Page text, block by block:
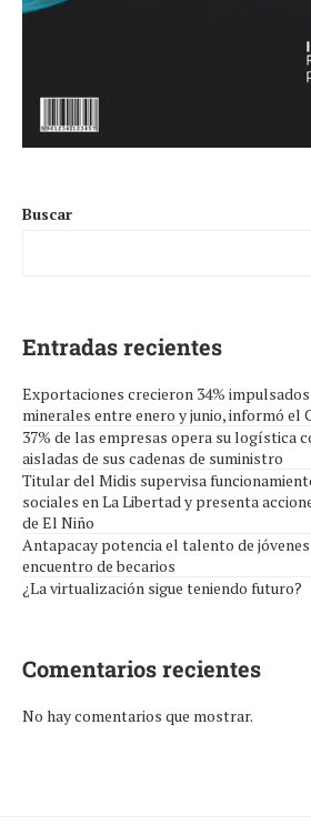
Buscar
Entradas recientes
Exportaciones crecieron 34%
minerales entre enero y junio, informó el
37% de las empresas opera su logística
aisladas de sus cadenas de suministro
Titular del Midis supervisa
sociales en La Libertad y presenta
de El Niño
Antapacay potencia el talento de
encuentro de becarios
¿La virtualización sigue teniendo futuro?
Comentarios recientes
No hay comentarios que mostrar.